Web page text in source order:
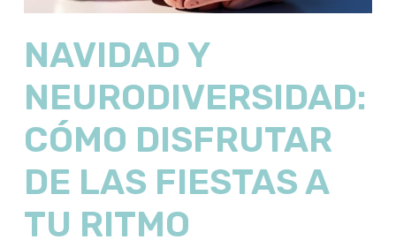
NAVIDAD Y
NEURODIVERSIDAD:
CÓMO DISFRUTAR
DE LAS FIESTAS A
TU RITMO